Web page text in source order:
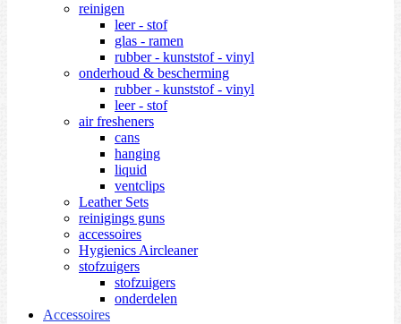
reinigen
leer - stof
glas - ramen
rubber - kunststof - vinyl
onderhoud & bescherming
rubber - kunststof - vinyl
leer - stof
air fresheners
cans
hanging
liquid
ventclips
Leather Sets
reinigings guns
accessoires
Hygienics Aircleaner
stofzuigers
stofzuigers
onderdelen
Accessoires